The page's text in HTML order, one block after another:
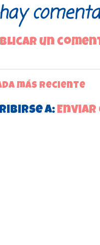
un
más reciente
a: Enviar